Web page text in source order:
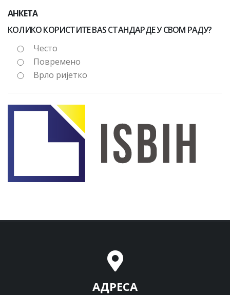
АНКЕТА
КОЛИКО КОРИСТИТЕ BAS СТАНДАРДЕ У СВОМ РАДУ?
Често
Повремено
Врло ријетко
АДРЕСА